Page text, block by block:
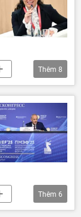
Thêm 8
Thêm 6